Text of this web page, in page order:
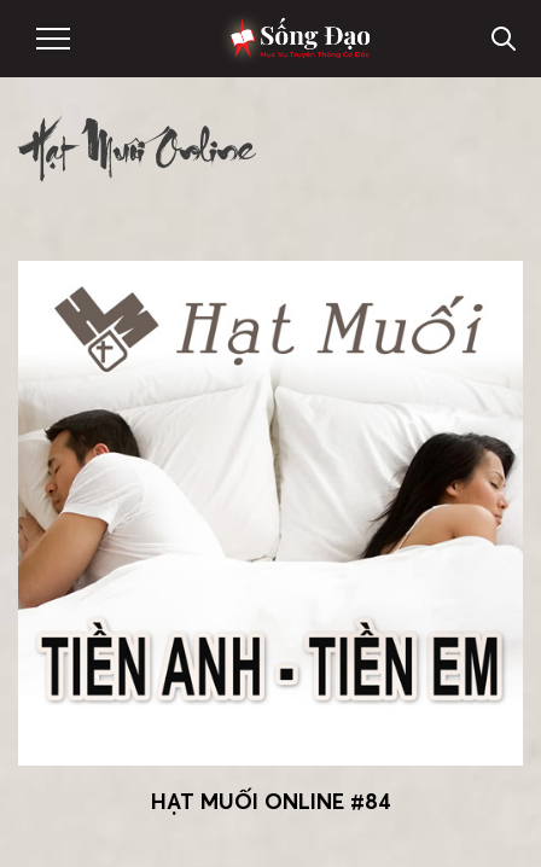
Hạt Muối Online
HẠT MUỐI ONLINE #84